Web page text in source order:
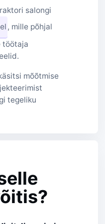
salongi
, mille põhjal
töötaja
mõõtmise
tegeliku